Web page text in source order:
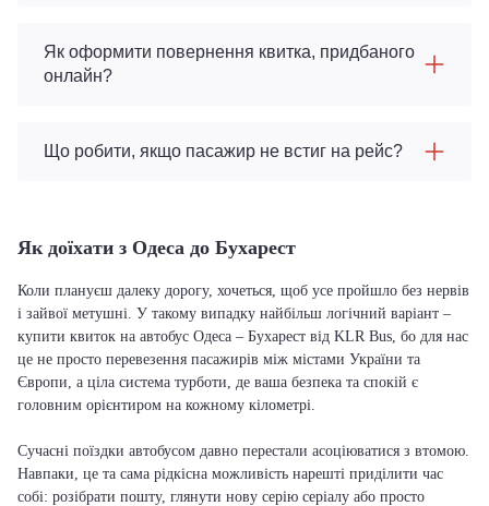
Як оформити повернення квитка, придбаного
онлайн?
Що робити, якщо пасажир не встиг на рейс?
Як доїхати з Одеса до Бухарест
Коли плануєш далеку дорогу, хочеться, щоб усе пройшло без нервів
і зайвої метушні. У такому випадку найбільш логічний варіант –
купити квиток на автобус Одеса – Бухарест від KLR Bus, бо для нас
це не просто перевезення пасажирів між містами України та
Європи, а ціла система турботи, де ваша безпека та спокій є
головним орієнтиром на кожному кілометрі.
Сучасні поїздки автобусом давно перестали асоціюватися з втомою.
Навпаки, це та сама рідкісна можливість нарешті приділити час
собі: розібрати пошту, глянути нову серію серіалу або просто